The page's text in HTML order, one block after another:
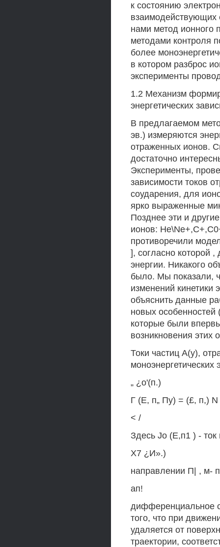
к состоянию
взаимодействующих
нами метод ионного
методами контроля
более
в котором разброс
эксперименты
1.2 Механизм
энергетических
В предлагаемом
эв.) измеряются
отраженных ионов.
достаточно
Эксперименты,
зависимости токов
соударения, для
ярко выраженные
Позднее эти и
ионов:
противоречили
], согласно которой
энергии. Никакого
было. Мы показали,
изменений кинетики
объяснить данные
новых особенностей
которые были
возникновения этих
Токи частиц А(у),
„ ¿о'(п.)
Г (Е, п„ Пу) = (£, п,)
< /
Здесь Jo (Е,п1 ) -
Х7 ¿И».)
направлении П| , м-
ап!
дифференциальное
того, что при
удаляется от
траектории,